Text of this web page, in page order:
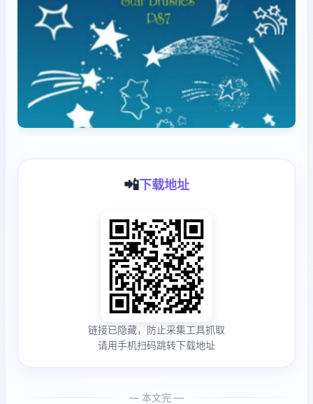
📲下载地址
链接已隐藏，防止采集工具抓取
请用手机扫码跳转下载地址
— 本文完 —